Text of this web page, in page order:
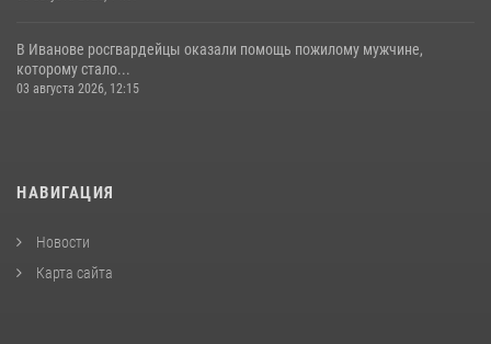
В Иванове росгвардейцы оказали помощь пожилому мужчине,
которому стало...
03 августа 2026, 12:15
НАВИГАЦИЯ
Новости
Карта сайта